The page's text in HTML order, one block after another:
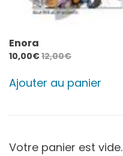
Enora
10,00€12,00€
Ajouter au panier
Votre panier est vide.